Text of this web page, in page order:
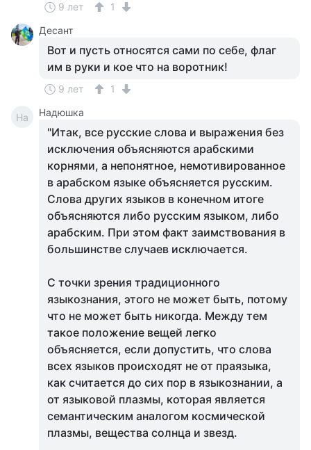
9 лет
1
Десант
Вот и пусть относятся сами по себе, флаг
им в руки и кое что на воротник!
9 лет 1
На Надюшка
"Итак, все русские слова и выражения без
исключения объясняются арабскими
корнями, а непонятное, немотивированное
в арабском языке объясняется русским.
Слова других языков в конечном итоге
объясняются либо русским языком, либо
арабским. При этом факт заимствования в
большинстве случаев исключается.
С точки зрения традиционного
языкознания, этого не может быть, потому
что не может быть никогда. Между тем
такое положение вещей легко
объясняется, если допустить, что слова
всех языков происходят не от праязыка,
как считается до сих пор в языкознании, а
от языковой плазмы, которая является
семантическим аналогом космической
плазмы, вещества солнца и звезд.